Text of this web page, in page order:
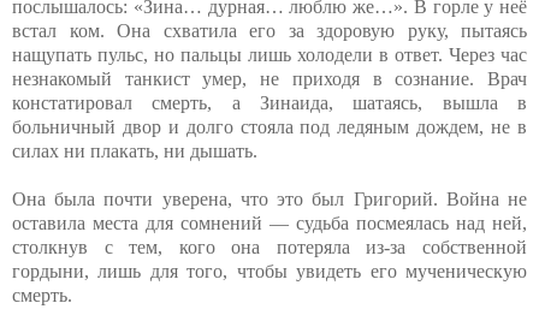
послышалось: «Зина… дурная… люблю же…». В горле у неё
встал ком. Она схватила его за здоровую руку, пытаясь
нащупать пульс, но пальцы лишь холодели в ответ. Через час
незнакомый танкист умер, не приходя в сознание. Врач
констатировал смерть, а Зинаида, шатаясь, вышла в
больничный двор и долго стояла под ледяным дождем, не в
силах ни плакать, ни дышать.
Она была почти уверена, что это был Григорий. Война не
оставила места для сомнений — судьба посмеялась над ней,
столкнув с тем, кого она потеряла из-за собственной
гордыни, лишь для того, чтобы увидеть его мученическую
смерть.